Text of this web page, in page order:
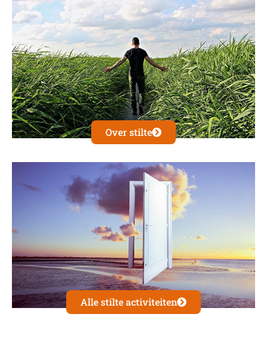
Over stilte
Alle stilte activiteiten